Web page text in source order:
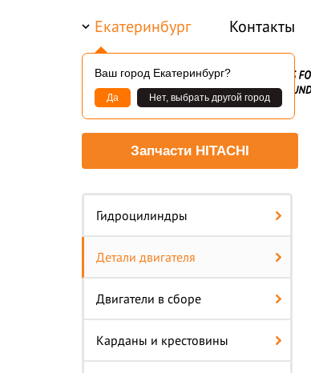
Екатеринбург
Ваш город Екатеринбург?
Да Нет, выбрать другой город
Контакты
Запчасти HITACHI
Гидроцилиндры
Детали двигателя
Двигатели в сборе
Карданы и крестовины